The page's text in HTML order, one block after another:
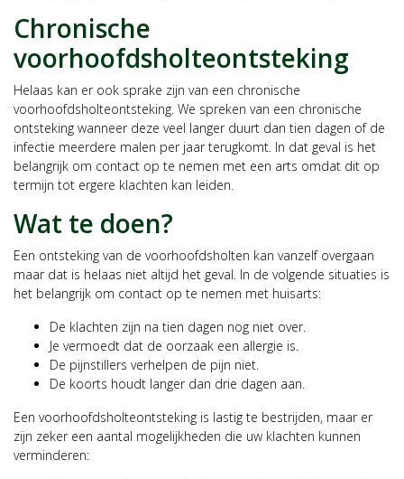
Chronische
voorhoofdsholteontsteking
Helaas kan er ook sprake zijn van een chronische
voorhoofdsholteontsteking. We spreken van een chronische
ontsteking wanneer deze veel langer duurt dan tien dagen of de
infectie meerdere malen per jaar terugkomt. In dat geval is het
belangrijk om contact op te nemen met een arts omdat dit op
termijn tot ergere klachten kan leiden.
Wat te doen?
Een ontsteking van de voorhoofdsholten kan vanzelf overgaan
maar dat is helaas niet altijd het geval. In de volgende situaties is
het belangrijk om contact op te nemen met huisarts:
De klachten zijn na tien dagen nog niet over.
Je vermoedt dat de oorzaak een allergie is.
De pijnstillers verhelpen de pijn niet.
De koorts houdt langer dan drie dagen aan.
Een voorhoofdsholteontsteking is lastig te bestrijden, maar er
zijn zeker een aantal mogelijkheden die uw klachten kunnen
verminderen: